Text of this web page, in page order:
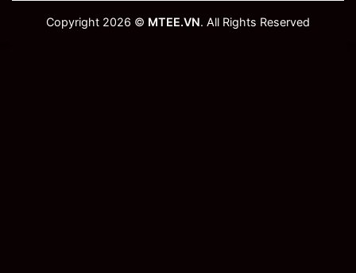
Copyright 2026 © MTEE.VN. All Rights Reserved